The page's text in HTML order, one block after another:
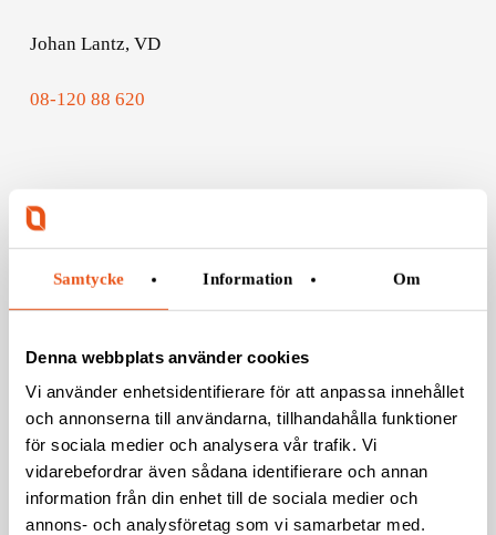
Samtycke Information Om
Denna webbplats använder cookies
Vi använder enhetsidentifierare för att anpassa innehållet
och annonserna till användarna, tillhandahålla funktioner
för sociala medier och analysera vår trafik. Vi
vidarebefordrar även sådana identifierare och annan
information från din enhet till de sociala medier och
annons- och analysföretag som vi samarbetar med.
Johan Lantz, VD
08-120 88 620
Related Posts
BorlängeNyheterPressmeddelandeSvekon
flyttar
till
nya
lokaler
Svekon flyttar till nya lokaler i Borlänge –
stärker utvecklings- och produktionsförmågan